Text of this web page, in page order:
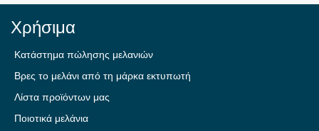
Χρήσιμα
Κατάστημα πώλησης μελανιών
Βρες το μελάνι από τη μάρκα εκτυπωτή
Λίστα προϊόντων μας
Ποιοτικά μελάνια